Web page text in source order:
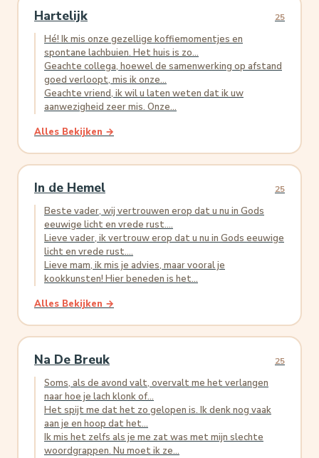
Hartelijk 25
Hé! Ik mis onze gezellige koffiemomentjes en
spontane lachbuien. Het huis is zo...
Geachte collega, hoewel de samenwerking op afstand
goed verloopt, mis ik onze...
Geachte vriend, ik wil u laten weten dat ik uw
aanwezigheid zeer mis. Onze...
Alles Bekijken →
In de Hemel 25
Beste vader, wij vertrouwen erop dat u nu in Gods
eeuwige licht en vrede rust....
Lieve vader, ik vertrouw erop dat u nu in Gods eeuwige
licht en vrede rust....
Lieve mam, ik mis je advies, maar vooral je
kookkunsten! Hier beneden is het...
Alles Bekijken →
Na De Breuk 25
Soms, als de avond valt, overvalt me het verlangen
naar hoe je lach klonk of...
Het spijt me dat het zo gelopen is. Ik denk nog vaak
aan je en hoop dat het...
Ik mis het zelfs als je me zat was met mijn slechte
woordgrappen. Nu moet ik ze...